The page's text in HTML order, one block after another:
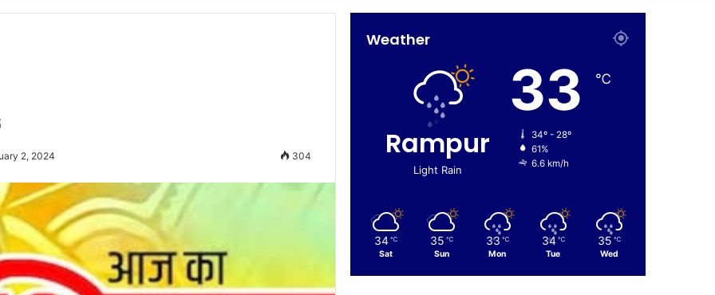
for
2, 2024 304
Weather
Rampur
Light Rain
33 ℃
34º - 28º
61%
6.6 km/h
34 ℃
Sat
35 ℃
Sun
33 ℃
Mon
34 ℃
Tue
35 ℃
Wed